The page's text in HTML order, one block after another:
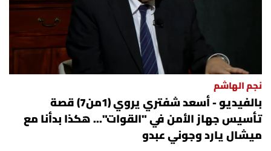
نجم الهاشم
بالفيديو - أسعد شفتري يروي (1من7) قصة
تأسيس جهاز الأمن في "القوات"... هكذا بدأنا مع
ميشال يارد وجوني عبدو